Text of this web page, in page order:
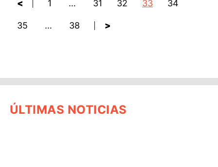
< 1 … 31 32 33 34
35 … 38 >
ÚLTIMAS NOTICIAS